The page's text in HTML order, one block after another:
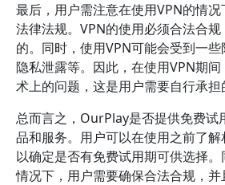
最后，用户需注意在使用VPN的情
法律法规。VPN的使用必须合法合规
的。同时，使用VPN可能会受到一些
隐私泄露等。因此，在使用VPN期
术上的问题，这是用户需要自行承担
总而言之，OurPlay是否提供免费试
品和服务。用户可以在使用之前了解
以确定是否有免费试用期可供选择
情况下，用户需要确保合法合规，